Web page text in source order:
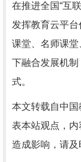
在推进全国“互
发挥教育云平
课堂、名师课
下融合发展机
式。
本文转载自中
表本站观点，
造成影响，请及